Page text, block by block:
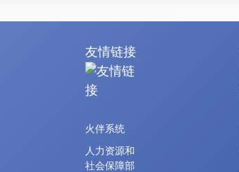
友情链接
火伴系统
人力资源和
社会保障部